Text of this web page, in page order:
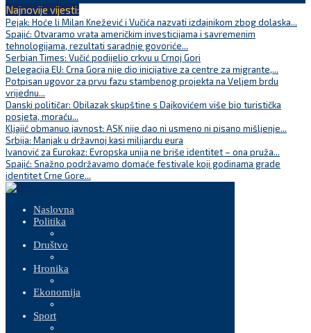
Najnovije vijesti:
Pejak: Hoće li Milan Knežević i Vučića nazvati izdajnikom zbog dolaska...
Spajić: Otvaramo vrata američkim investicijama i savremenim
tehnologijama, rezultati saradnje govoriće...
Serbian Times: Vučić podijelio crkvu u Crnoj Gori
Delegacija EU: Crna Gora nije dio inicijative za centre za migrante,...
Potpisan ugovor za prvu fazu stambenog projekta na Veljem brdu
vrijednu...
Danski političar: Obilazak skupštine s Dajkovićem više bio turistička
posjeta, moraću...
Kljajić obmanuo javnost: ASK nije dao ni usmeno ni pisano mišljenje...
Srbija: Manjak u državnoj kasi milijardu eura
Ivanović za Eurokaz: Evropska unija ne briše identitet – ona pruža...
Spajić: Snažno podržavamo domaće festivale koji godinama grade
identitet Crne Gore...
Naslovna
Politika
Društvo
Hronika
Ekonomija
Sport